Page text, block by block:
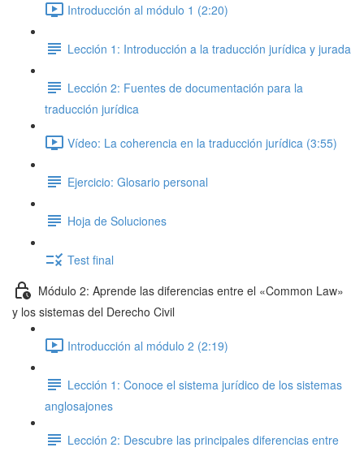
Introducción al módulo 1 (2:20)
Lección 1: Introducción a la traducción jurídica y jurada
Lección 2: Fuentes de documentación para la
traducción jurídica
Vídeo: La coherencia en la traducción jurídica (3:55)
Ejercicio: Glosario personal
Hoja de Soluciones
Test final
Módulo 2: Aprende las diferencias entre el «Common Law»
y los sistemas del Derecho Civil
Introducción al módulo 2 (2:19)
Lección 1: Conoce el sistema jurídico de los sistemas
anglosajones
Lección 2: Descubre las principales diferencias entre